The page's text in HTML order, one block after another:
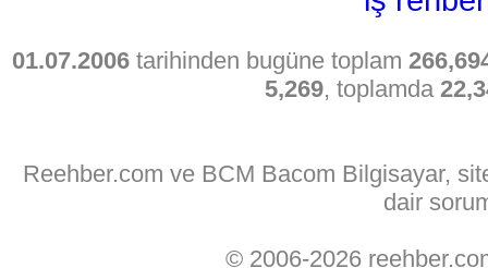
01.07.2006 tarihinden bugüne toplam
5,269, toplamda
Reehber.com ve BCM Bacom Bilgisayar,
dair
© 2006-2026